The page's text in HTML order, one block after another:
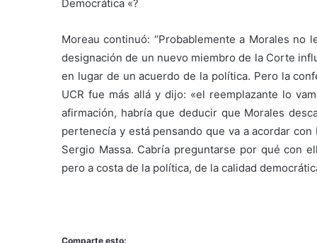
Democrática «?
Moreau continuó: “Probablemente a Morales
designación de un nuevo miembro de la Corte
en lugar de un acuerdo de la política. Pero la
UCR fue más allá y dijo: «el reemplazante lo
afirmación, habría que deducir que Morales
pertenecía y está pensando que va a acordar
Sergio Massa. Cabría preguntarse por qué con
pero a costa de la política, de la calidad
Comparte esto: